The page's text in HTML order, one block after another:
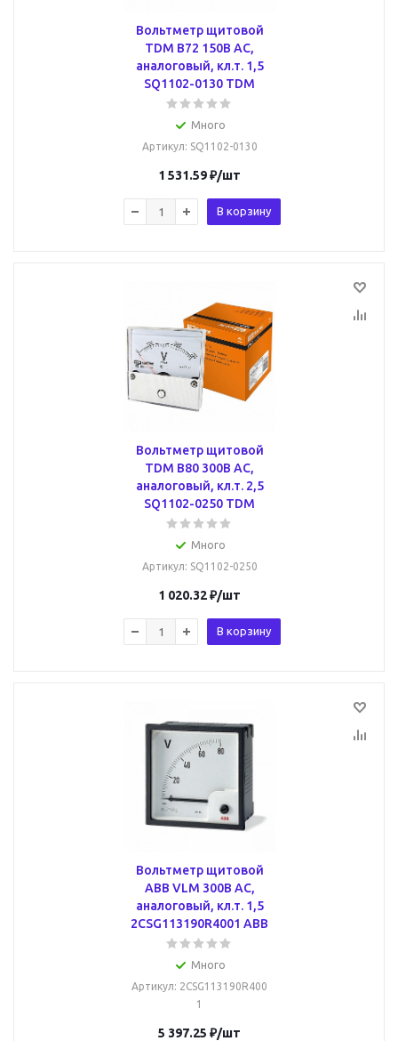
Вольтметр щитовой
TDM В72 150В AC,
аналоговый, кл.т. 1,5
SQ1102-0130 TDM
Много
Артикул: SQ1102-0130
1 531.59₽/шт
В корзину
Вольтметр щитовой
TDM В80 300В AC,
аналоговый, кл.т. 2,5
SQ1102-0250 TDM
Много
Артикул: SQ1102-0250
1 020.32₽/шт
В корзину
Вольтметр щитовой
ABB VLM 300В AC,
аналоговый, кл.т. 1,5
2CSG113190R4001 ABB
Много
Артикул: 2CSG113190R400
1
5 397.25 ₽/шт